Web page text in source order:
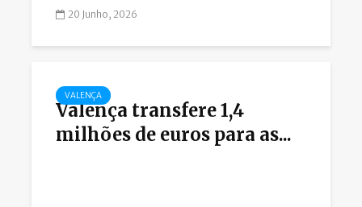
20 Junho, 2026
VALENÇA
Valença transfere 1,4
milhões de euros para as...